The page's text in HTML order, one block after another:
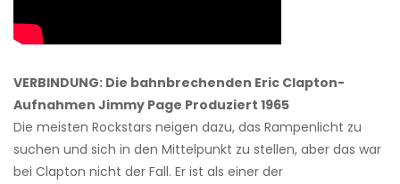
VERBINDUNG: Die bahnbrechenden Eric Clapton-
Aufnahmen Jimmy Page Produziert 1965
Die meisten Rockstars neigen dazu, das Rampenlicht zu
suchen und sich in den Mittelpunkt zu stellen, aber das war
bei Clapton nicht der Fall. Er ist als einer der